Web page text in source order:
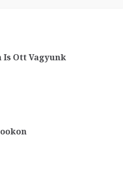
Is Ott Vagyunk